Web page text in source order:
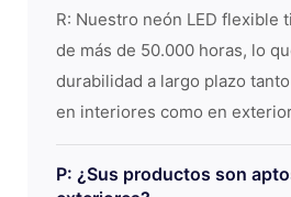
R: Nuestro neón LED flexible
de más de 50.000 horas, lo
durabilidad a largo plazo
en interiores como en
P: ¿Sus productos son